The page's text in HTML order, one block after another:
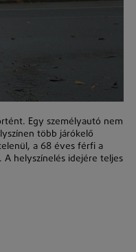
Egy személyautó nem
több járókelő
a 68 éves férfi a
A helyszínelés idejére teljes